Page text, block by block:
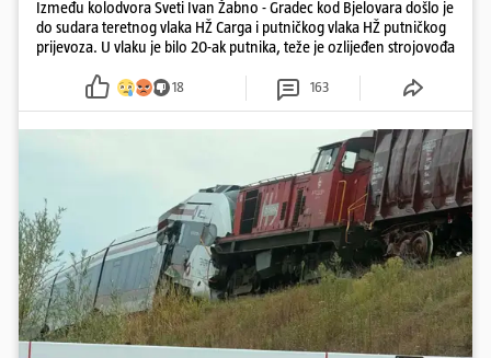
Između kolodvora Sveti Ivan Žabno - Gradec kod Bjelovara došlo je
do sudara teretnog vlaka HŽ Carga i putničkog vlaka HŽ putničkog
prijevoza. U vlaku je bilo 20-ak putnika, teže je ozlijeđen strojovođa
18 163